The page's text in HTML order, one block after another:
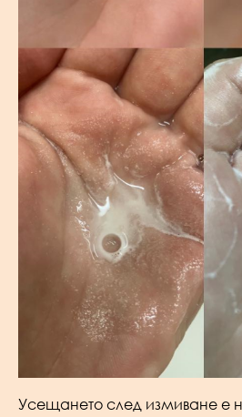
Усещането след измиване е